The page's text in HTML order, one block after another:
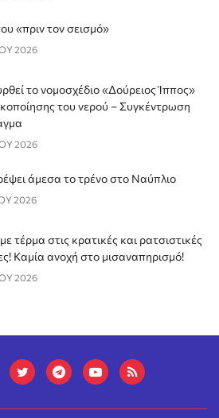
«πριν τον σεισμό»
2026
το νομοσχέδιο «Δούρειος Ίππος»
του νερού – Συγκέντρωση
2026
άμεσα το τρένο στο Ναύπλιο
2026
τέρμα στις κρατικές και ρατσιστικές
Καμία ανοχή στο μισαναπηρισμό!
2026